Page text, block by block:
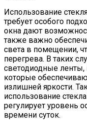
Использование
требует особого
окна дают
также важно
света в помещении,
перегрева. В таких
светодиодные ленты,
которые
излишней яркости.
использование
регулирует уровень
времени суток.